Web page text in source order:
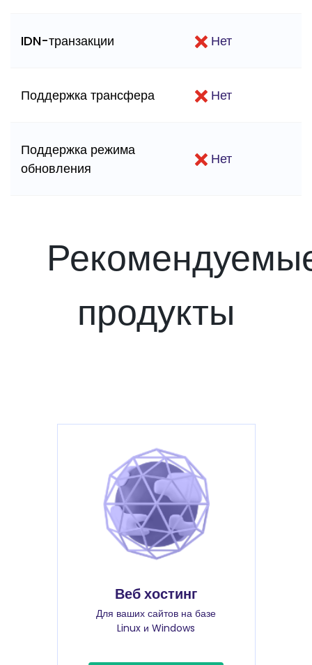
IDN-транзакции Нет
Поддержка трансфера Нет
Поддержка режима
обновления
Нет
продукты
Веб хостинг
Для ваших сайтов на базе
Linux и Windows